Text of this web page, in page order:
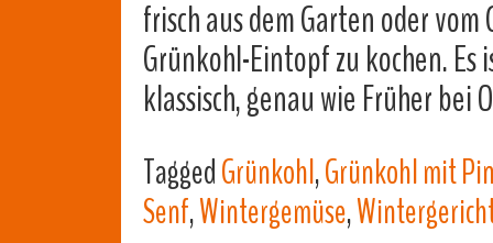
frisch aus dem Garten oder
Grünkohl-Eintopf zu kochen.
klassisch, genau wie Früher
TaggedGrünkohl,Grünkohl mit
Senf,Wintergemüse,